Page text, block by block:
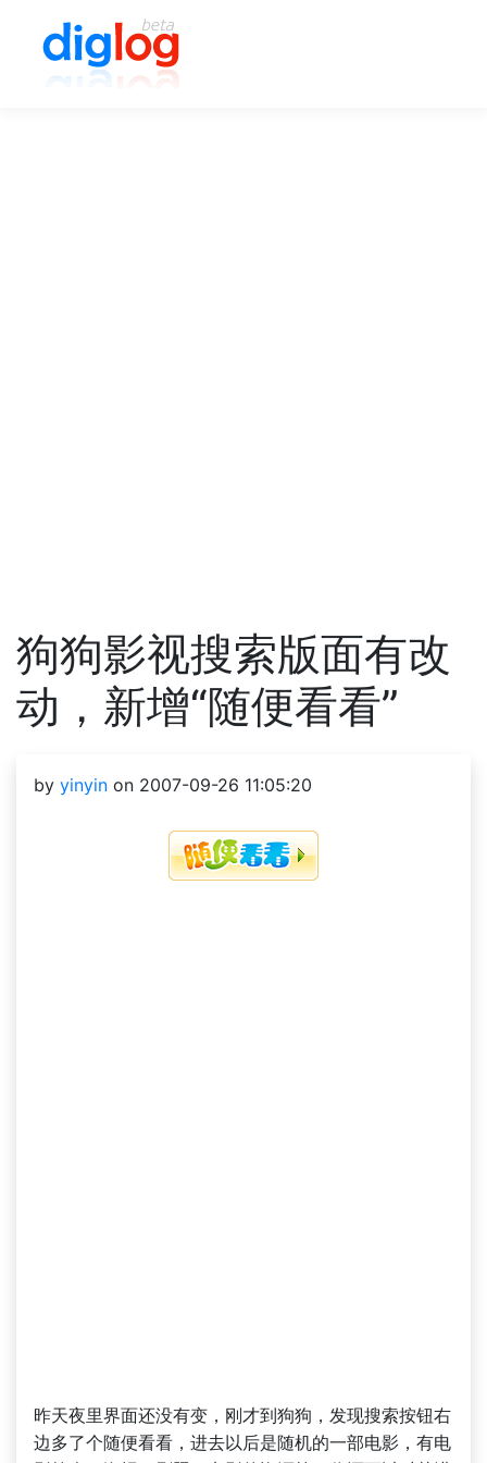
狗狗影视搜索版面有改
动，新增“随便看看”
by yinyin on 2007-09-26 11:05:20
昨天夜里界面还没有变，刚才到狗狗，发现搜索按钮右
边多了个随便看看，进去以后是随机的一部电影，有电